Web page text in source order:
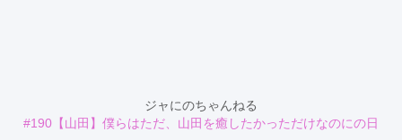
ジャにのちゃんねる
#190【山田】僕らはただ、山田を癒したかっただけなのにの日